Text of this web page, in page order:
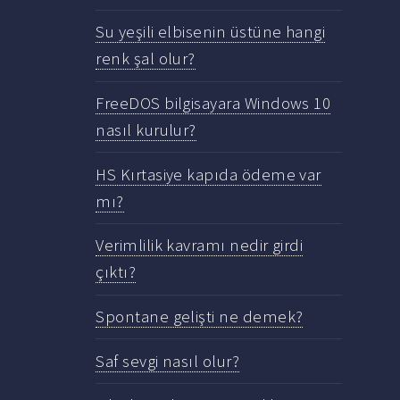
Su yeşili elbisenin üstüne hangi
renk şal olur?
FreeDOS bilgisayara Windows 10
nasıl kurulur?
HS Kırtasiye kapıda ödeme var
mı?
Verimlilik kavramı nedir girdi
çıktı?
Spontane gelişti ne demek?
Saf sevgi nasıl olur?